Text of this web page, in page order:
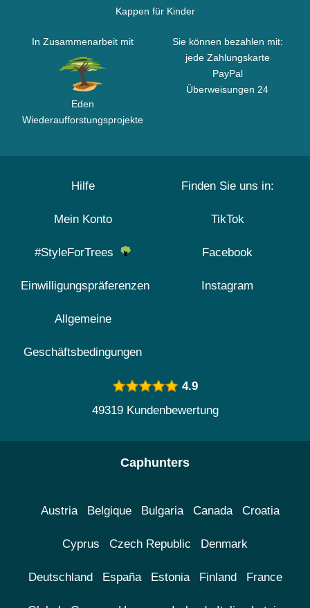
Kappen für Kinder
In Zusammenarbeit mit
Eden
Wiederaufforstungsprojekte
Sie können bezahlen mit:
jede Zahlungskarte
PayPal
Überweisungen 24
Hilfe
Mein Konto
#StyleForTrees
Einwilligungspräferenzen
Allgemeine
Geschäftsbedingungen
Finden Sie uns in:
TikTok
Facebook
Instagram
4.9
49319 Kundenbewertung
Caphunters
Austria Belgique Bulgaria Canada Croatia
Cyprus Czech Republic Denmark
Deutschland España Estonia Finland France